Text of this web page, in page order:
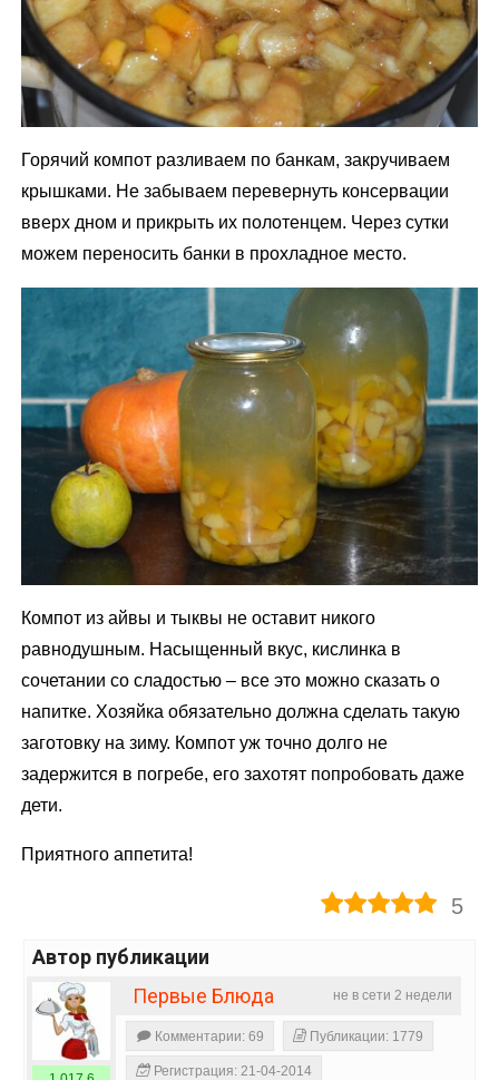
Горячий компот разливаем по банкам, закручиваем
крышками. Не забываем перевернуть консервации
вверх дном и прикрыть их полотенцем. Через сутки
можем переносить банки в прохладное место.
Компот из айвы и тыквы не оставит никого
равнодушным. Насыщенный вкус, кислинка в
сочетании со сладостью – все это можно сказать о
напитке. Хозяйка обязательно должна сделать такую
заготовку на зиму. Компот уж точно долго не
задержится в погребе, его захотят попробовать даже
дети.
Приятного аппетита!
5
Автор публикации
не в сети 2 недели
Первые Блюда
Комментарии: 69 Публикации: 1779
Регистрация: 21-04-2014